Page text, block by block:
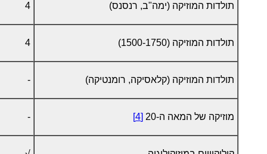
תולדות המוזיקה (ימה"ב, רנסנס) 4
תולדות המוזיקה (1500-1750) 4
תולדות המוזיקה (קלאסיקה, רומנטיקה) -
מוזיקה של המאה ה-20 [4]
-